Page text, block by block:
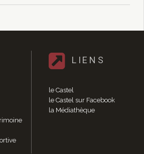
2015
2013
2011
2008
publiques
LIENS
le Castel
le Castel sur Facebook
la Médiathèque